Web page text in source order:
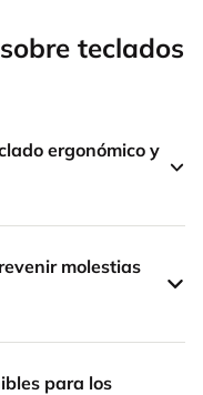
teclados
ergonómico y
molestias
para los